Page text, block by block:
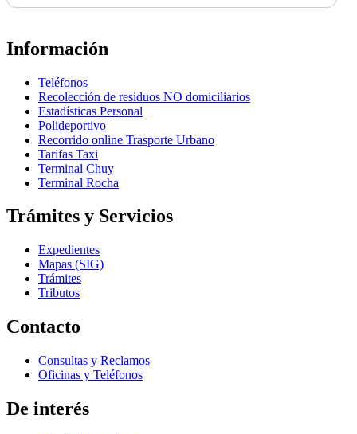
Información
Teléfonos
Recolección de residuos NO domiciliarios
Estadísticas Personal
Polideportivo
Recorrido online Trasporte Urbano
Tarifas Taxi
Terminal Chuy
Terminal Rocha
Trámites y Servicios
Expedientes
Mapas (SIG)
Trámites
Tributos
Contacto
Consultas y Reclamos
Oficinas y Teléfonos
De interés